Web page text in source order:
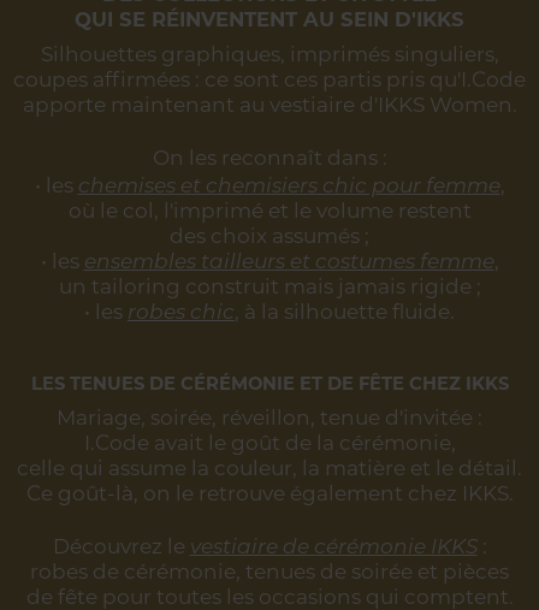
QUI SE RÉINVENTENT AU SEIN D'IKKS
Silhouettes graphiques, imprimés singuliers,
coupes affirmées : ce sont ces partis pris qu'I.Code
apporte maintenant au vestiaire d'IKKS Women.
On les reconnaît dans :
• les chemises et chemisiers chic pour femme,
où le col, l'imprimé et le volume restent
des choix assumés ;
• les ensembles tailleurs et costumes femme,
un tailoring construit mais jamais rigide ;
• les robes chic, à la silhouette fluide.
LES TENUES DE CÉRÉMONIE ET DE FÊTE CHEZ IKKS
Mariage, soirée, réveillon, tenue d'invitée :
I.Code avait le goût de la cérémonie,
celle qui assume la couleur, la matière et le détail.
Ce goût-là, on le retrouve également chez IKKS.
Découvrez le vestiaire de cérémonie IKKS:
robes de cérémonie, tenues de soirée et pièces
de fête pour toutes les occasions qui comptent.